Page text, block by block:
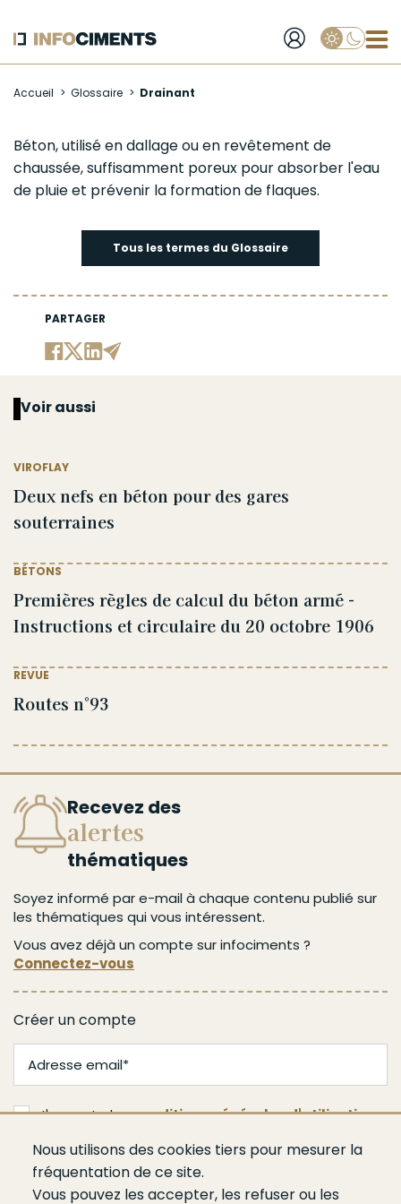
Nous utilisons des cookies tiers pour mesurer la
fréquentation de ce site.
Vous pouvez les accepter, les refuser ou les
au
principal
Accueil Glossaire Drainant
Drainant
PARTAGER
Béton, utilisé en dallage ou en revêtement de
chaussée, suffisamment poreux pour absorber l'eau
de pluie et prévenir la formation de flaques.
Tous les termes du Glossaire
Voir aussi
VIROFLAY
Deux nefs en béton pour des gares
souterraines
BÉTONS
Premières règles de calcul du béton armé -
Instructions et circulaire du 20 octobre 1906
REVUE
Routes n°93
Recevez des
alertes
thématiques
Soyez informé par e-mail à chaque contenu publié sur
les thématiques qui vous intéressent.
Vous avez déjà un compte sur infociments ?
Connectez-vous
Créer un compte
J'accepte lesconditions générales d'utilisation
Valider